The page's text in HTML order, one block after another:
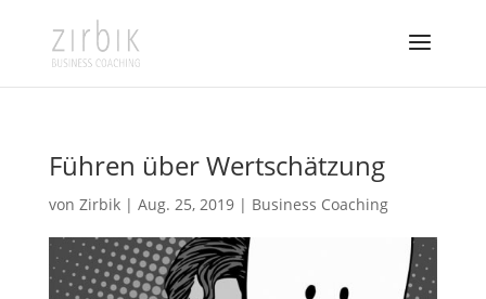
Führen über Wertschätzung
von Zirbik| Aug. 25, 2019| Business Coaching